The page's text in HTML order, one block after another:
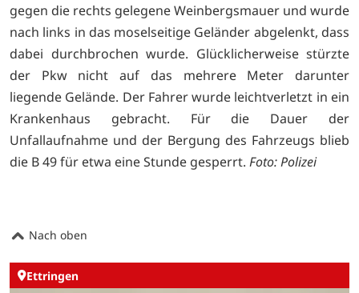
gegen die rechts gelegene Weinbergsmauer und wurde
nach links in das moselseitige Geländer abgelenkt, dass
dabei durchbrochen wurde. Glücklicherweise stürzte
der Pkw nicht auf das mehrere Meter darunter
liegende Gelände. Der Fahrer wurde leichtverletzt in ein
Krankenhaus gebracht. Für die Dauer der
Unfallaufnahme und der Bergung des Fahrzeugs blieb
die B 49 für etwa eine Stunde gesperrt. Foto: Polizei
Nach oben
Ettringen